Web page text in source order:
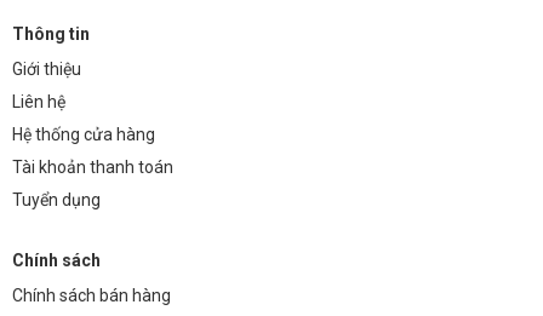
Thông tin
Giới thiệu
Liên hệ
Hệ thống cửa hàng
Tài khoản thanh toán
Tuyển dụng
Chính sách
Chính sách bán hàng